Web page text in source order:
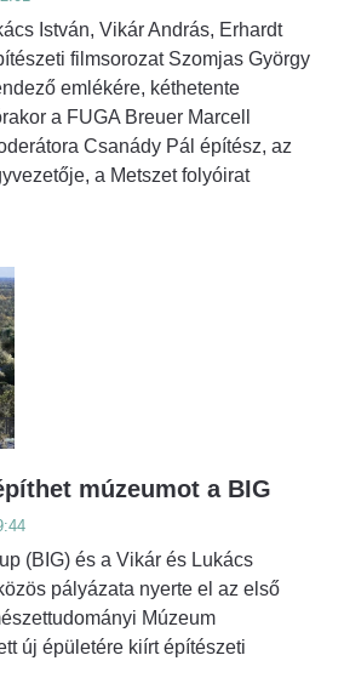
István, Vikár András, Erhardt
filmsorozat Szomjas György
emlékére, kéthetente
a FUGA Breuer Marcell
Csanády Pál építész, az
a Metszet folyóirat
múzeumot a BIG
(BIG) és a Vikár és Lukács
pályázata nyerte el az első
Múzeum
új épületére kiírt építészeti